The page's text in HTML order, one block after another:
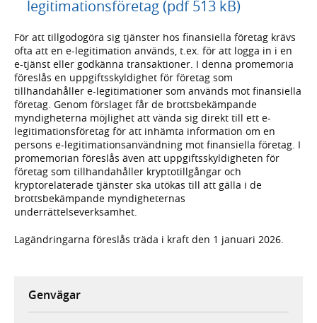
legitimationsföretag (pdf 513 kB)
För att tillgodogöra sig tjänster hos finansiella företag krävs
ofta att en e-legitimation används, t.ex. för att logga in i en
e-tjänst eller godkänna transaktioner. I denna promemoria
föreslås en uppgiftsskyldighet för företag som
tillhandahåller e-legitimationer som används mot finansiella
företag. Genom förslaget får de brottsbekämpande
myndigheterna möjlighet att vända sig direkt till ett e-
legitimationsföretag för att inhämta information om en
persons e-legitimationsanvändning mot finansiella företag. I
promemorian föreslås även att uppgiftsskyldigheten för
företag som tillhandahåller kryptotillgångar och
kryptorelaterade tjänster ska utökas till att gälla i de
brottsbekämpande myndigheternas
underrättelseverksamhet.
Lagändringarna föreslås träda i kraft den 1 januari 2026.
Genvägar